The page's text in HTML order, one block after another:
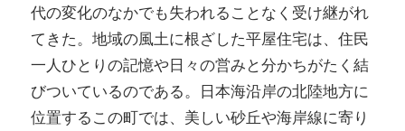
代の変化のなかでも失われることなく受け継がれ
てきた。地域の風土に根ざした平屋住宅は、住民
一人ひとりの記憶や日々の営みと分かちがたく結
びついているのである。日本海沿岸の北陸地方に
位置するこの町では、美しい砂丘や海岸線に寄り